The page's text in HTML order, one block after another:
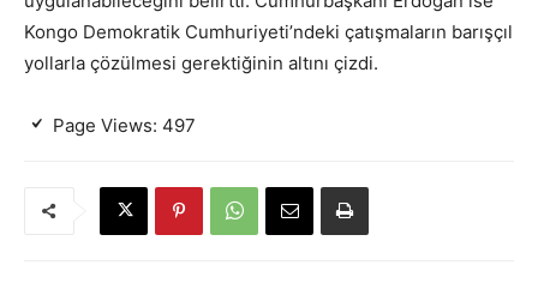
Kongo Demokratik Cumhuriyeti’ndeki çatışmaların barışçıl
yollarla çözülmesi gerektiğinin altını çizdi.
Page Views: 497